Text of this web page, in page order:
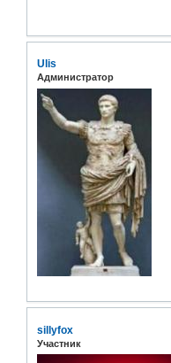
Ulis
Администратор
sillyfox
Участник